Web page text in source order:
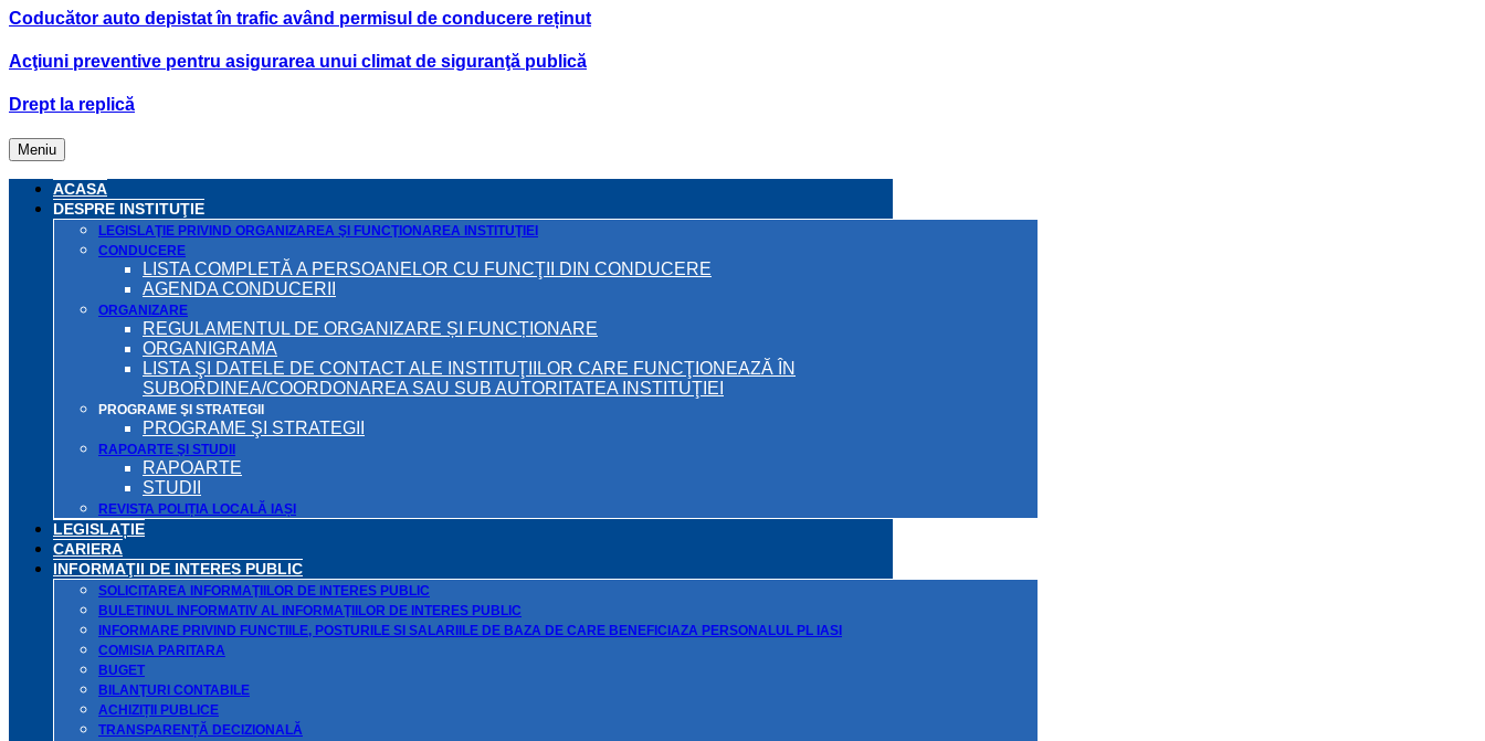
Coducător auto depistat în trafic având permisul de conducere reținut
Acţiuni preventive pentru asigurarea unui climat de siguranţă publică
Drept la replică
Meniu
ACASA
DESPRE INSTITUŢIE
LEGISLAŢIE PRIVIND ORGANIZAREA ŞI FUNCŢIONAREA INSTITUŢIEI
CONDUCERE
LISTA COMPLETĂ A PERSOANELOR CU FUNCŢII DIN CONDUCERE
AGENDA CONDUCERII
ORGANIZARE
REGULAMENTUL DE ORGANIZARE ȘI FUNCȚIONARE
ORGANIGRAMA
LISTA ŞI DATELE DE CONTACT ALE INSTITUŢIILOR CARE FUNCŢIONEAZĂ ÎN
SUBORDINEA/COORDONAREA SAU SUB AUTORITATEA INSTITUŢIEI
PROGRAME ŞI STRATEGII
PROGRAME ŞI STRATEGII
RAPOARTE ŞI STUDII
RAPOARTE
STUDII
REVISTA POLIȚIA LOCALĂ IAȘI
LEGISLAȚIE
CARIERA
INFORMAŢII DE INTERES PUBLIC
SOLICITAREA INFORMAŢIILOR DE INTERES PUBLIC
BULETINUL INFORMATIV AL INFORMAŢIILOR DE INTERES PUBLIC
INFORMARE PRIVIND FUNCTIILE, POSTURILE SI SALARIILE DE BAZA DE CARE BENEFICIAZA PERSONALUL PL IASI
COMISIA PARITARA
BUGET
BILANŢURI CONTABILE
ACHIZIȚII PUBLICE
TRANSPARENȚĂ DECIZIONALĂ